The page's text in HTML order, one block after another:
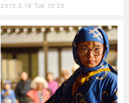
2013.3.19 Tue 10:23